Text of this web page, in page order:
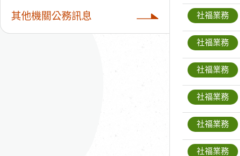
其他機關公務訊息 社福業務
社福業務
社福業務
社福業務
社福業務
社福業務